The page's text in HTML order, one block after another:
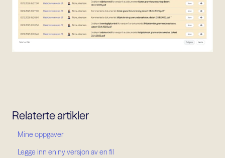
Relaterte artikler
Mine oppgaver
Legge inn en ny versjon av en fil